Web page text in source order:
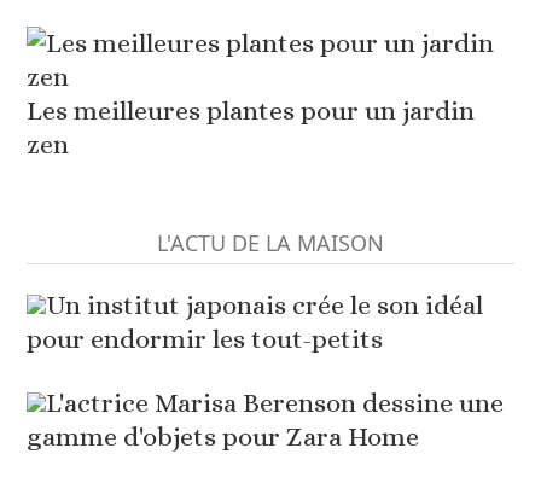
Les meilleures plantes pour un jardin
zen
L'ACTU DE LA MAISON
Un institut japonais crée le son idéal
pour endormir les tout-petits
L'actrice Marisa Berenson dessine une
gamme d'objets pour Zara Home